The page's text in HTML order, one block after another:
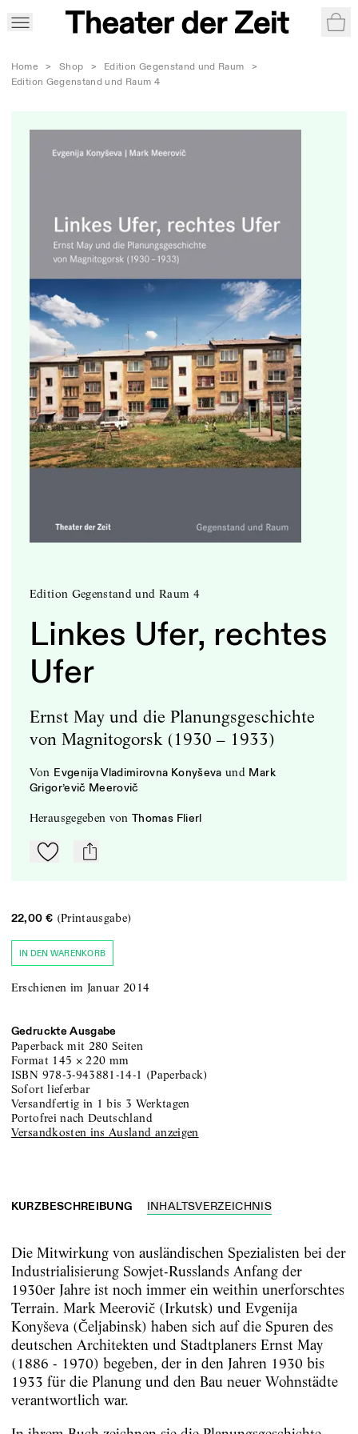
Home > Shop > Edition Gegenstand und Raum
>
Edition Gegenstand und Raum 4
Edition Gegenstand und Raum 4
Linkes Ufer, rechtes
Ufer
Ernst May und die Planungsgeschichte
von Magnitogorsk (1930 – 1933)
von Evgenija Vladimirovna Konyševa und Mark
Grigor’evič Meerovič
herausgegeben von Thomas Flierl
Zu Mein-TdZ hinzufügen
mail
22,00 € (Printausgabe)
IN DEN WARENKORB
Erschienen im Januar 2014
Gedruckte Ausgabe
Paperback mit 280 Seiten
Format 145 ×220 mm
ISBN 978-3-943881-14-1 (Paperback)
sofort lieferbar
versandfertig in 1 bis 3 Werktagen
portofrei nach Deutschland
Versandkosten ins Ausland anzeigen
KURZBESCHREIBUNG INHALTSVERZEICHNIS
Die Mitwirkung von ausländischen Spezialisten bei der
Industrialisierung Sowjet-Russlands Anfang der
1930er Jahre ist noch immer ein weithin unerforschtes
Terrain. Mark Meerovič (Irkutsk) und Evgenija
Konyševa (Čeljabinsk) haben sich auf die Spuren des
deutschen Architekten und Stadtplaners Ernst May
(1886 - 1970) begeben, der in den Jahren 1930 bis
1933 für die Planung und den Bau neuer Wohnstädte
verantwortlich war.